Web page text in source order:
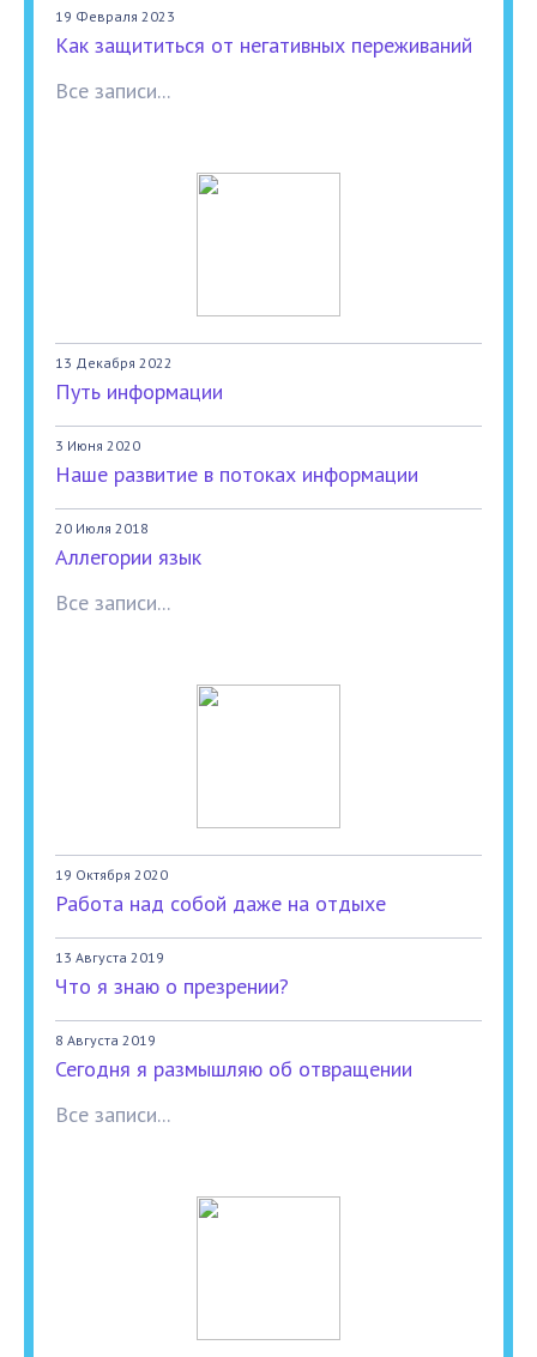
19 Февраля 2023
Как защититься от негативных переживаний
Все записи...
13 Декабря 2022
Путь информации
3 Июня 2020
Наше развитие в потоках информации
20 Июля 2018
Аллегории язык
Все записи...
19 Октября 2020
Работа над собой даже на отдыхе
13 Августа 2019
Что я знаю о презрении?
8 Августа 2019
Сегодня я размышляю об отвращении
Все записи...